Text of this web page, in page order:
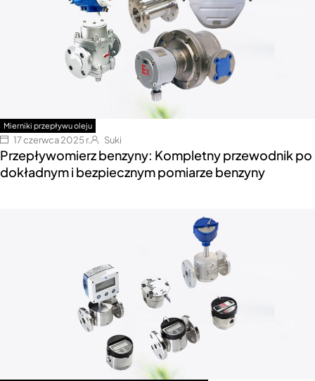
Mierniki przepływu oleju
17 czerwca 2025 r. Suki
Przepływomierz benzyny: Kompletny przewodnik po
dokładnym i bezpiecznym pomiarze benzyny